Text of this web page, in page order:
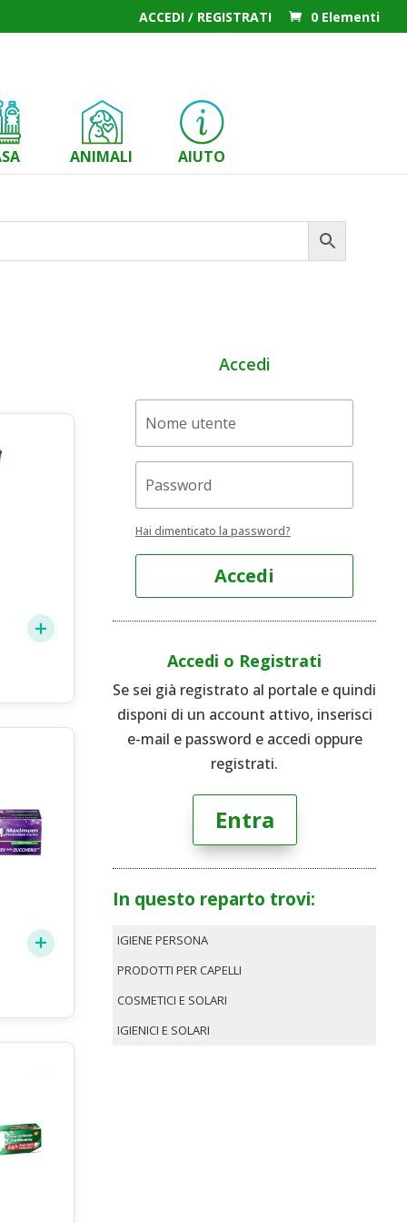
ACCEDI / REGISTRATI 0 Elementi
ANIMALI AIUTO
Accedi
Hai dimenticato la password?
Accedi
Accedi o Registrati
Se sei già registrato al portale e quindi
disponi di un account attivo, inserisci
e-mail e password e accedi oppure
registrati.
Entra
In questo reparto trovi:
IGIENE PERSONA
PRODOTTI PER CAPELLI
COSMETICI E SOLARI
IGIENICI E SOLARI